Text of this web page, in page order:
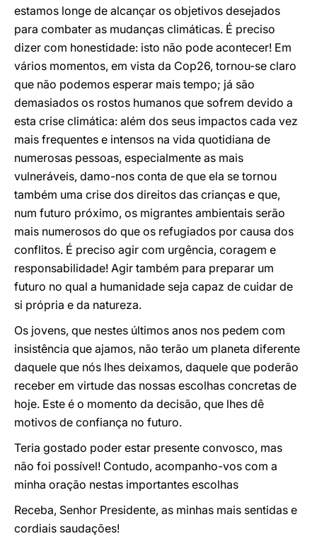
estamos longe de alcançar os objetivos desejados
para combater as mudanças climáticas. É preciso
dizer com honestidade: isto não pode acontecer! Em
vários momentos, em vista da Cop26, tornou-se claro
que não podemos esperar mais tempo; já são
demasiados os rostos humanos que sofrem devido a
esta crise climática: além dos seus impactos cada vez
mais frequentes e intensos na vida quotidiana de
numerosas pessoas, especialmente as mais
vulneráveis, damo-nos conta de que ela se tornou
também uma crise dos direitos das crianças e que,
num futuro próximo, os migrantes ambientais serão
mais numerosos do que os refugiados por causa dos
conflitos. É preciso agir com urgência, coragem e
responsabilidade! Agir também para preparar um
futuro no qual a humanidade seja capaz de cuidar de
si própria e da natureza.
Os jovens, que nestes últimos anos nos pedem com
insistência que ajamos, não terão um planeta diferente
daquele que nós lhes deixamos, daquele que poderão
receber em virtude das nossas escolhas concretas de
hoje. Este é o momento da decisão, que lhes dê
motivos de confiança no futuro.
Teria gostado poder estar presente convosco, mas
não foi possível! Contudo, acompanho-vos com a
minha oração nestas importantes escolhas
Receba, Senhor Presidente, as minhas mais sentidas e
cordiais saudações!